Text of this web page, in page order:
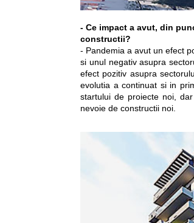
- Ce impact a avut, din
constructii?
- Pandemia a avut un efect
si unul negativ asupra
efect pozitiv asupra
evolutia a continuat si in
startului de proiecte noi,
nevoie de constructii noi.